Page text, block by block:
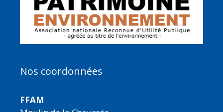
Nos coordonnées
FFAM